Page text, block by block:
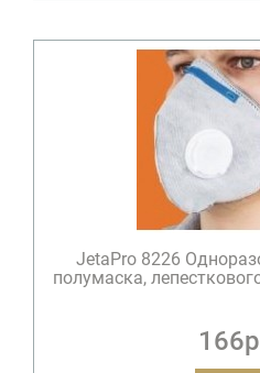
JetaPro 8226
полумаска,